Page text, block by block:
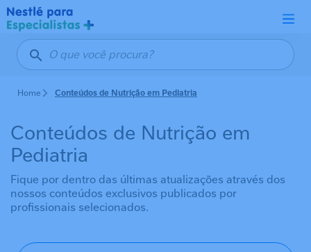
Pular para o conteúdo principal
Home Conteúdos de Nutrição em Pediatria
Conteúdos de Nutrição em
Pediatria
Fique por dentro das últimas atualizações através dos
nossos conteúdos exclusivos publicados por
profissionais selecionados.